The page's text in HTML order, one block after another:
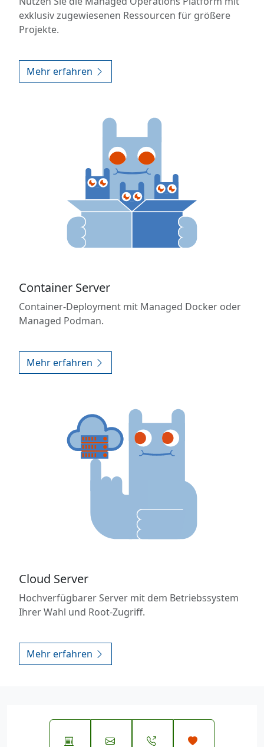
exklusiv zugewiesenen Ressourcen für größere
Projekte.
Mehr erfahren
Container Server
Container-Deployment mit Managed Docker oder
Managed Podman.
Mehr erfahren
Cloud Server
Hochverfügbarer Server mit dem Betriebssystem
Ihrer Wahl und Root-Zugriff.
Mehr erfahren